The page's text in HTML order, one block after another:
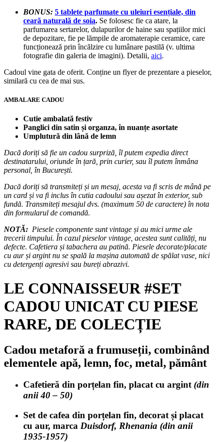
BONUS: 5 tablete parfumate cu uleiuri esențiale, din
ceară naturală de soia. Se folosesc fie ca atare, la
parfumarea sertarelor, dulapurilor de haine sau spațiilor mici
de depozitare, fie pe lămpile de aromaterapie ceramice, care
funcționează prin încălzire cu lumânare pastilă (v. ultima
fotografie din galeria de imagini). Detalii, aici.
Cadoul vine gata de oferit. Conține un flyer de prezentare a pieselor,
similară cu cea de mai sus.
AMBALARE CADOU
Cutie ambalată festiv
Panglici din satin și organza, în nuanțe asortate
Umplutură din lână de lemn
Dacă doriți să fie un cadou surpriză, îl putem expedia direct
destinatarului, oriunde în țară, prin curier, sau îl putem înmâna
personal, în București.
Dacă doriți să transmiteți și un mesaj, acesta va fi scris de mână pe
un card și va fi inclus în cutia cadoului sau așezat în exterior, sub
fundă. Transmiteți mesajul dvs. (maximum 50 de caractere) în nota
din formularul de comandă.
NOTĂ: Piesele componente sunt vintage și au mici urme ale
trecerii timpului. În cazul pieselor vintage, acestea sunt calități, nu
defecte. Cafetiera și tabachera au patină. Piesele decorate/placate
cu aur și argint nu se spală la mașina automată de spălat vase, nici
cu detergenți agresivi sau bureți abrazivi.
LE CONNAISSEUR #SET
CADOU UNICAT CU PIESE
RARE, DE COLECȚIE
Cadou metaforă a frumuseții, combinând
elementele apă, lemn, foc, metal, pământ
Cafetieră din porțelan fin, placat cu argint (din
anii 40 – 50)
Set de cafea din porțelan fin, decorat și placat
cu aur, marca Duisdorf, Rhenania (din anii
1935-1957)